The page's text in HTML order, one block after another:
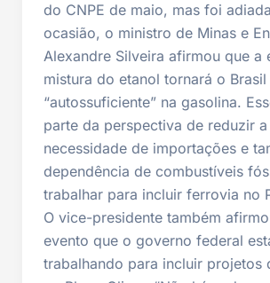
do CNPE de maio, mas foi
ocasião, o ministro de Minas e
Alexandre Silveira afirmou que a
mistura do etanol tornará o Brasil
“autossuficiente” na gasolina.
parte da perspectiva de reduzir a
necessidade de importações e
dependência de combustíveis
trabalhar para incluir ferrovia no
O vice-presidente também
evento que o governo federal
trabalhando para incluir projetos